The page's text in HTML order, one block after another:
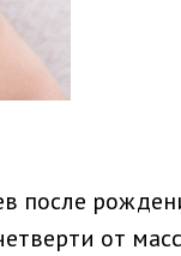
после
от